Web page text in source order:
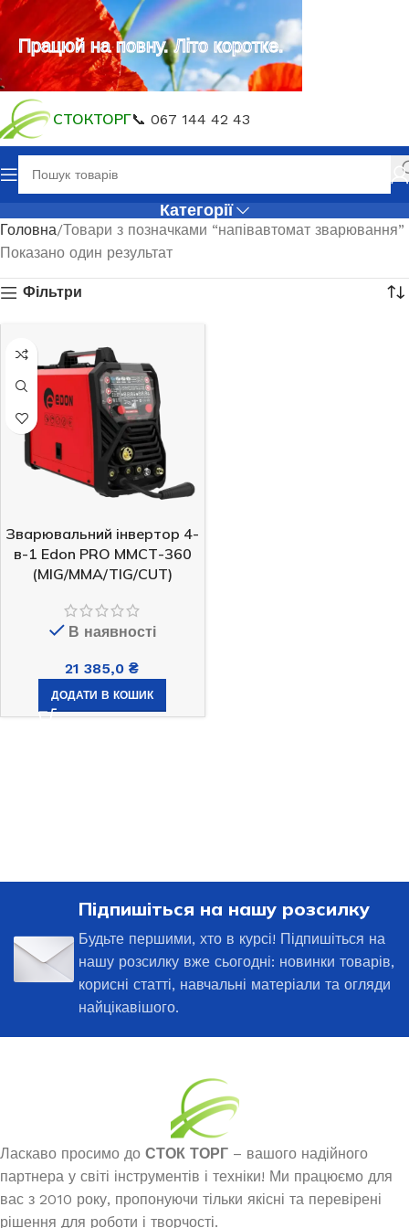
СТОКТОРГ📞 067 144 42 43
Категорії
Головна Товари з позначками “напівавтомат зварювання”
Показано один результат
Фільтри
Зварювальний інвертор 4-
в-1 Edon PRO MMСТ-360
(MIG/MMA/TIG/CUT)
В наявності
21 385,0 ₴
ДОДАТИ В КОШИК
Підпишіться на нашу розсилку
Будьте першими, хто в курсі! Підпишіться на
нашу розсилку вже сьогодні: новинки товарів,
корисні статті, навчальні матеріали та огляди
найцікавішого.
Ласкаво просимо до СТОК ТОРГ – вашого надійного
партнера у світі інструментів і техніки! Ми працюємо для
вас з 2010 року, пропонуючи тільки якісні та перевірені
рішення для роботи і творчості.
Працюй на повну. Літо коротке.